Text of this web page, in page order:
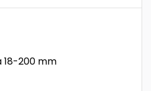
18-200 mm